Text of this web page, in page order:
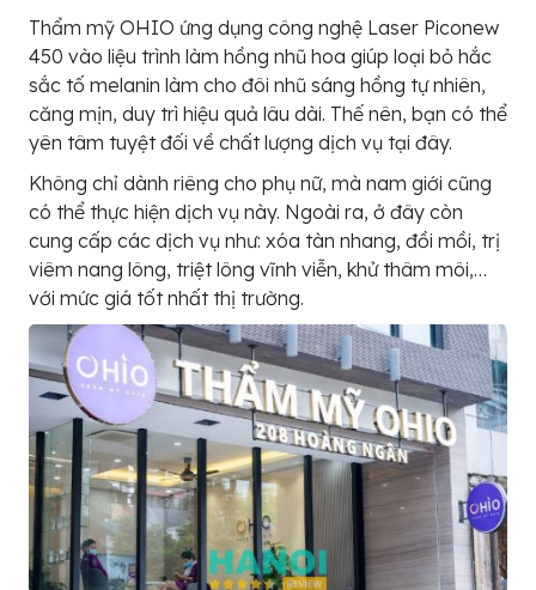
Thẩm mỹ OHIO ứng dụng công nghệ Laser Piconew
450 vào liệu trình làm hồng nhũ hoa giúp loại bỏ hắc
sắc tố melanin làm cho đôi nhũ sáng hồng tự nhiên,
căng mịn, duy trì hiệu quả lâu dài. Thế nên, bạn có thể
yên tâm tuyệt đối về chất lượng dịch vụ tại đây.
Không chỉ dành riêng cho phụ nữ, mà nam giới cũng
có thể thực hiện dịch vụ này. Ngoài ra, ở đây còn
cung cấp các dịch vụ như: xóa tàn nhang, đồi mồi, trị
viêm nang lông, triệt lông vĩnh viễn, khử thâm môi,…
với mức giá tốt nhất thị trường.